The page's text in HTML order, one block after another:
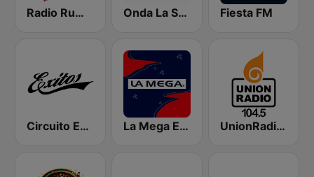
Radio Rumbos Onda La Superestación Fiesta FM
Circuito Exitos 99.9 FM La Mega Estación UnionRadio 104.5